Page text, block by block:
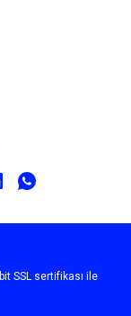
SSL sertifikası ile